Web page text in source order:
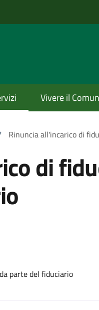
Vivere il
Rinuncia all'incarico di
di
parte del fiduciario